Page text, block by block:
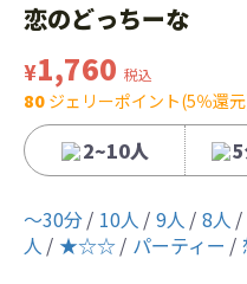
恋のどっちーな
¥1,760 税込
80 ジェリーポイント(5％還
2~10人
〜30分 10人 9人 8人
人
★☆☆ パーティー